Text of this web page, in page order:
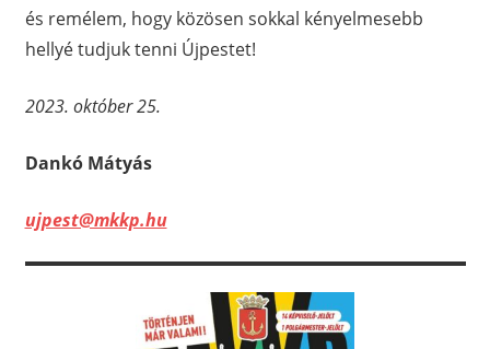
és remélem, hogy közösen sokkal kényelmesebb
hellyé tudjuk tenni Újpestet!
2023. október 25.
Dankó Mátyás
ujpest@mkkp.hu